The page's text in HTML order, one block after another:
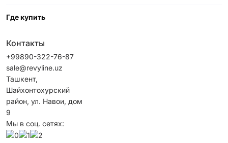
Где купить
Контакты
+99890-322-76-87
sale@revyline.uz
Ташкент,
Шайхонтохурский
район, ул. Навои, дом
9
Мы в соц. сетях: